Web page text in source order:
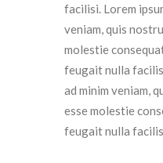
facilisi. Lorem
veniam, quis
molestie
feugait nulla
ad minim veniam,
esse molestie
feugait nulla